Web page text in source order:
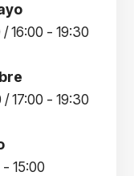
16:00 - 19:30
17:00 - 19:30
15:00